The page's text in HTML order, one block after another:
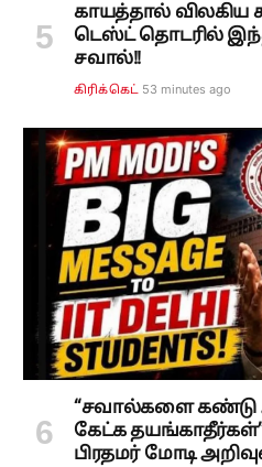
காயத்தால் விலகிய
டெஸ்ட் தொடரில்
சவால்!!
கிரிக்கெட் 53 minutes ago
“சவால்களை கண்டு
கேட்க
பிரதமர் மோடி